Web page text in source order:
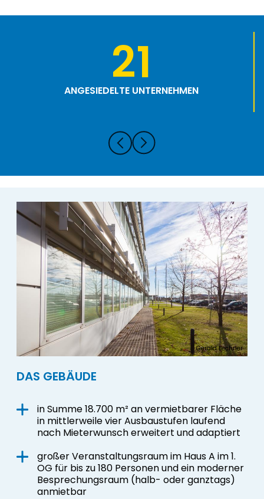
21
ANGESIEDELTE UNTERNEHMEN
Gerald Lechner
DAS GEBÄUDE
in Summe 18.700 m² an vermietbarer Fläche
in mittlerweile vier Ausbaustufen laufend
nach Mieterwunsch erweitert und adaptiert
großer Veranstaltungsraum im Haus A im 1.
OG für bis zu 180 Personen und ein moderner
Besprechungsraum (halb- oder ganztags)
anmietbar